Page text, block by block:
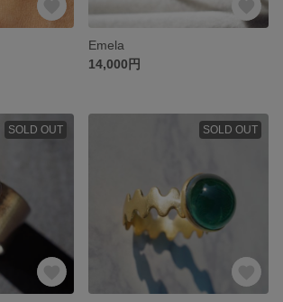
Emela
14,000円
SOLD OUT SOLD OUT